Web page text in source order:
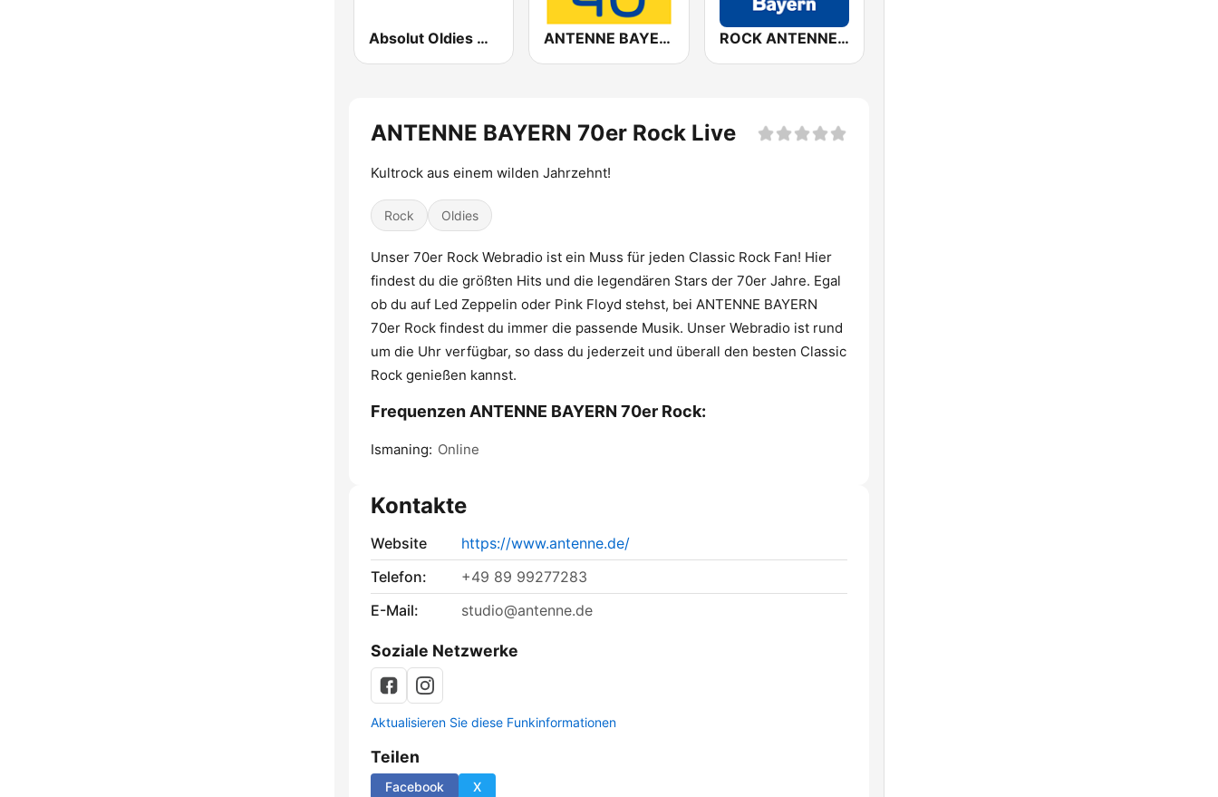
Absolut Oldies Classics ANTENNE BAYERN Top 40 ROCK ANTENNE Bayern
ANTENNE BAYERN 70er Rock Live
Kultrock aus einem wilden Jahrzehnt!
Rock Oldies
Unser 70er Rock Webradio ist ein Muss für jeden Classic Rock Fan! Hier
findest du die größten Hits und die legendären Stars der 70er Jahre. Egal
ob du auf Led Zeppelin oder Pink Floyd stehst, bei ANTENNE BAYERN
70er Rock findest du immer die passende Musik. Unser Webradio ist rund
um die Uhr verfügbar, so dass du jederzeit und überall den besten Classic
Rock genießen kannst.
Frequenzen ANTENNE BAYERN 70er Rock:
Ismaning: Online
Kontakte
Website
https://www.antenne.de/
Telefon:
+49 89 99277283
E-Mail:
studio@antenne.de
Soziale Netzwerke
Aktualisieren Sie diese Funkinformationen
Teilen
Facebook X